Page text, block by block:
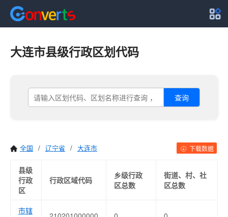
大连市县级行政区划代码
查询
全国 / 辽宁省 / 大连市 下载数据
县级
行政
区
行政区域代码
乡级行政
区总数
街道、村、社
区总数
市辖